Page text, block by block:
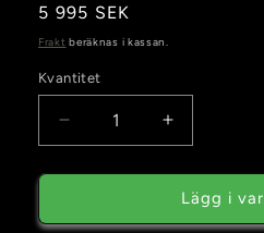
Ordinarie
pris
5 995 SEK
Frakt beräknas i kassan.
Kvantitet
Kvantitet
Minska
kvantitet
för
Första
Öka
kvantitet
för
Cederroth
Första
Lägg i